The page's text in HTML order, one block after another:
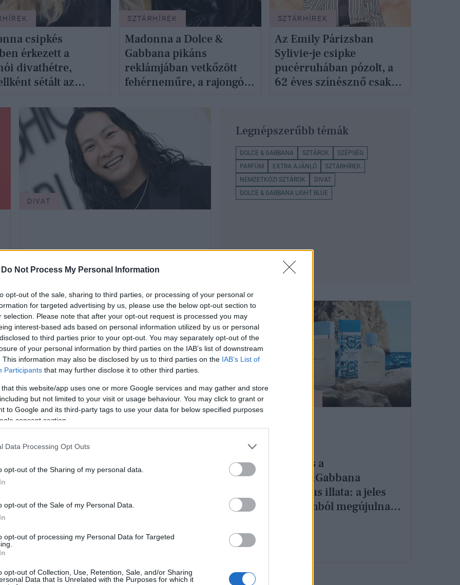
Do Not Process My Personal Information
opt-out of the sale, sharing to third parties, or processing of your personal or
for targeted advertising by us, please use the below opt-out section to
selection. Please note that after your opt-out request is processed you may
interest-based ads based on personal information utilized by us or personal
to third parties prior to your opt-out. You may separately opt-out of the
of your personal information by third parties on the IAB’s list of downstream
This information may also be disclosed by us to third parties on the IAB’s List of
Participants that may further disclose it to other third parties.
that this website/app uses one or more Google services and may gather and store
but not limited to your visit or usage behaviour. You may click to grant or
to Google and its third-party tags to use your data for below specified purposes
consent section.
Data Processing Opt Outs
opt-out of the Sharing of my personal data.
opt-out of the Sale of my Personal Data.
opt-out of processing my Personal Data for Targeted
opt-out of Collection, Use, Retention, Sale, and/or Sharing
Data that Is Unrelated with the Purposes for which it
csipkés
érkezett a
divathétre,
sétált az
SZTÁRHÍREK
Madonna a Dolce &
Gabbana pikáns
reklámjában vetkőzött
fehérneműre, a rajongók
SZTÁRHÍREK
Az Emily Párizsban
Sylivie-je csipke
pucérruhában pózolt, a
62 éves színésznő csak
DIVAT
most visszatért a kifutóra a híres
divattervező
Legnépszerűbb témák
DOLCE & GABBANA SZTÁROK
SZÉPSÉG
PARFÜM
EXTRA AJÁNLÓ
SZTÁRHÍREK
NEMZETKÖZI SZTÁROK
DIVAT
DOLCE & GABBANA LIGHT BLUE
az ősz
vagy
keresel
DIVAT
terveződuók, akik
párban hódították meg a
25 éves a
Dolce&Gabbana
ikonikus illata: a jeles
alkalomból megújulnak